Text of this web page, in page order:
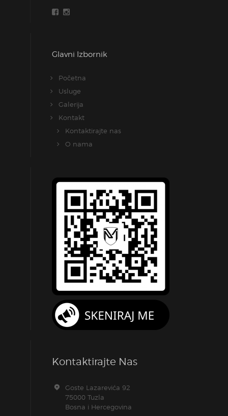
Glavni Izbornik
Početna
Usluge
Galerija
Kontakt
Kontaktirajte nas
O nama
Kontaktirajte Nas
Goste Lazarevića 92
75000 Tuzla
Bosna i Hercegovina